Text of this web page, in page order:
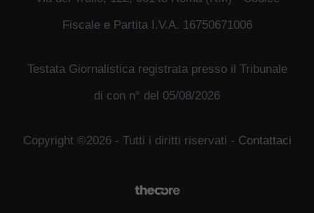
Fiscale e Partita I.V.A. 16750671006
Testata Giornalistica registrata presso il Tribunale
di con n° del 05/08/2026
Copyright ©2026 - Tutti i diritti riservati - Contattaci